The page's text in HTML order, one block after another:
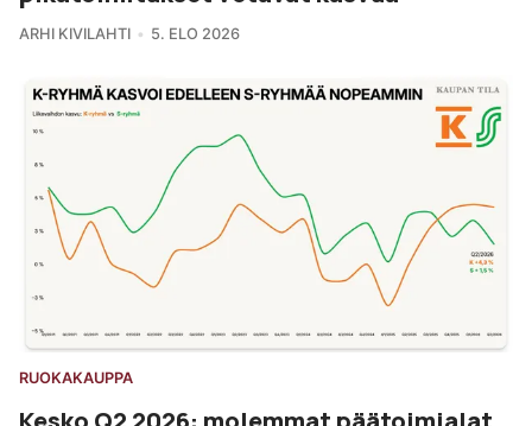
ARHI KIVILAHTI 5. ELO 2026
RUOKAKAUPPA